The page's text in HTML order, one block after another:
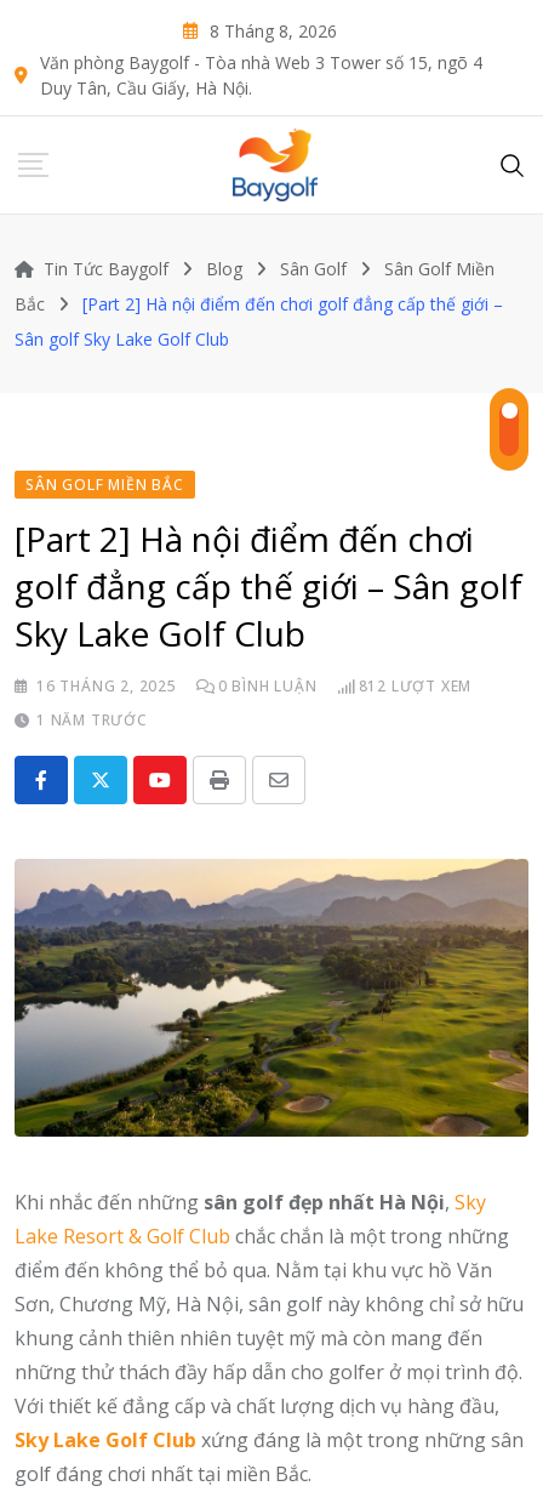
content
8 Tháng 8, 2026
Văn phòng Baygolf - Tòa nhà Web 3 Tower số 15, ngõ 4
Duy Tân, Cầu Giấy, Hà Nội.
Tin Tức Baygolf Blog Sân Golf
Sân Golf Miền
Bắc
[Part 2] Hà nội điểm đến chơi golf đẳng cấp thế giới –
Sân golf Sky Lake Golf Club
SÂN GOLF MIỀN BẮC
[Part 2] Hà nội điểm đến chơi
golf đẳng cấp thế giới – Sân golf
Sky Lake Golf Club
16 THÁNG 2, 2025 0 BÌNH LUẬN 812 LƯỢT XEM
1 NĂM TRƯỚC
YoutubePrint
Share
Email
Khi nhắc đến những sân golf đẹp nhất Hà Nội, Sky
Lake Resort & Golf Club chắc chắn là một trong những
điểm đến không thể bỏ qua. Nằm tại khu vực hồ Văn
Sơn, Chương Mỹ, Hà Nội, sân golf này không chỉ sở hữu
khung cảnh thiên nhiên tuyệt mỹ mà còn mang đến
những thử thách đầy hấp dẫn cho golfer ở mọi trình độ.
Với thiết kế đẳng cấp và chất lượng dịch vụ hàng đầu,
Sky Lake Golf Club xứng đáng là một trong những sân
golf đáng chơi nhất tại miền Bắc.